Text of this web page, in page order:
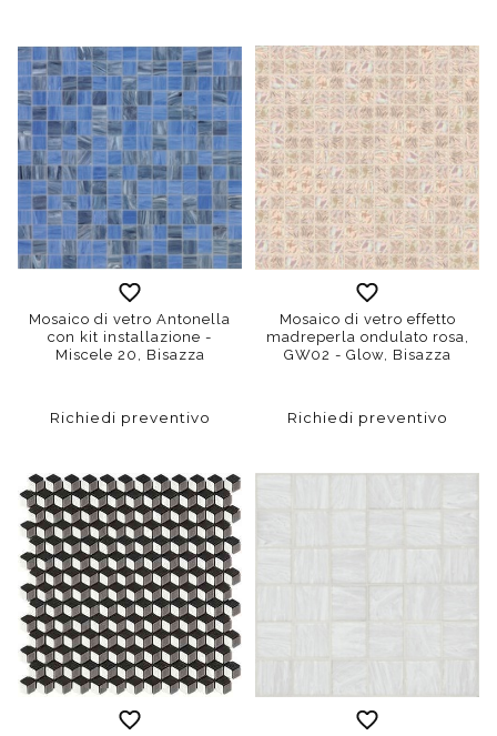
Mosaico di vetro Antonella
con kit installazione -
Miscele 20, Bisazza
Richiedi preventivo
Mosaico di vetro effetto
madreperla ondulato rosa,
GW02 - Glow, Bisazza
Richiedi preventivo